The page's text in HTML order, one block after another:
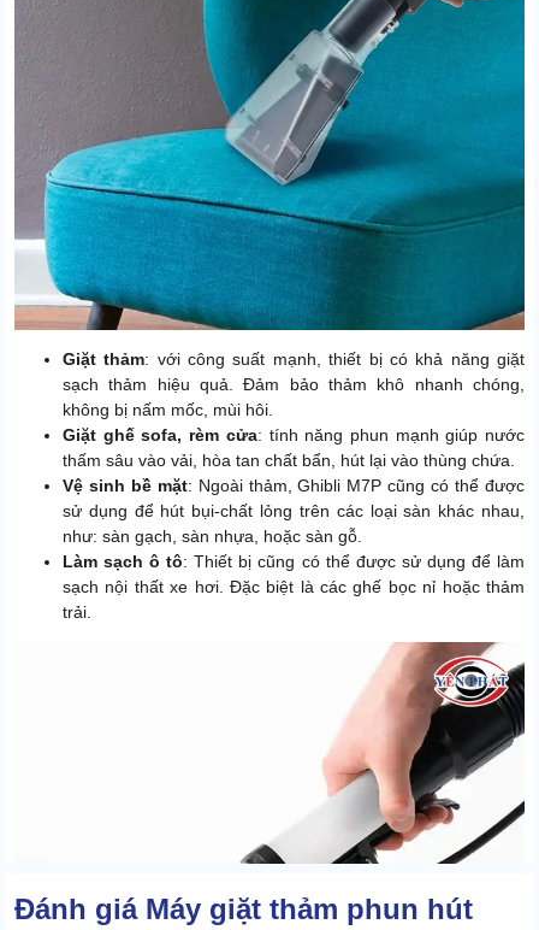
Giặt thảm: với công suất mạnh, thiết bị có khả năng giặt
sạch thảm hiệu quả. Đảm bảo thảm khô nhanh chóng,
không bị nấm mốc, mùi hôi.
Giặt ghế sofa, rèm cửa: tính năng phun mạnh giúp nước
thấm sâu vào vải, hòa tan chất bẩn, hút lại vào thùng chứa.
Vệ sinh bề mặt: Ngoài thảm, Ghibli M7P cũng có thể được
sử dụng để hút bụi-chất lỏng trên các loại sàn khác nhau,
như: sàn gạch, sàn nhựa, hoặc sàn gỗ.
Làm sạch ô tô: Thiết bị cũng có thể được sử dụng để làm
sạch nội thất xe hơi. Đặc biệt là các ghế bọc nỉ hoặc thảm
trải.
Đánh giá Máy giặt thảm phun hút